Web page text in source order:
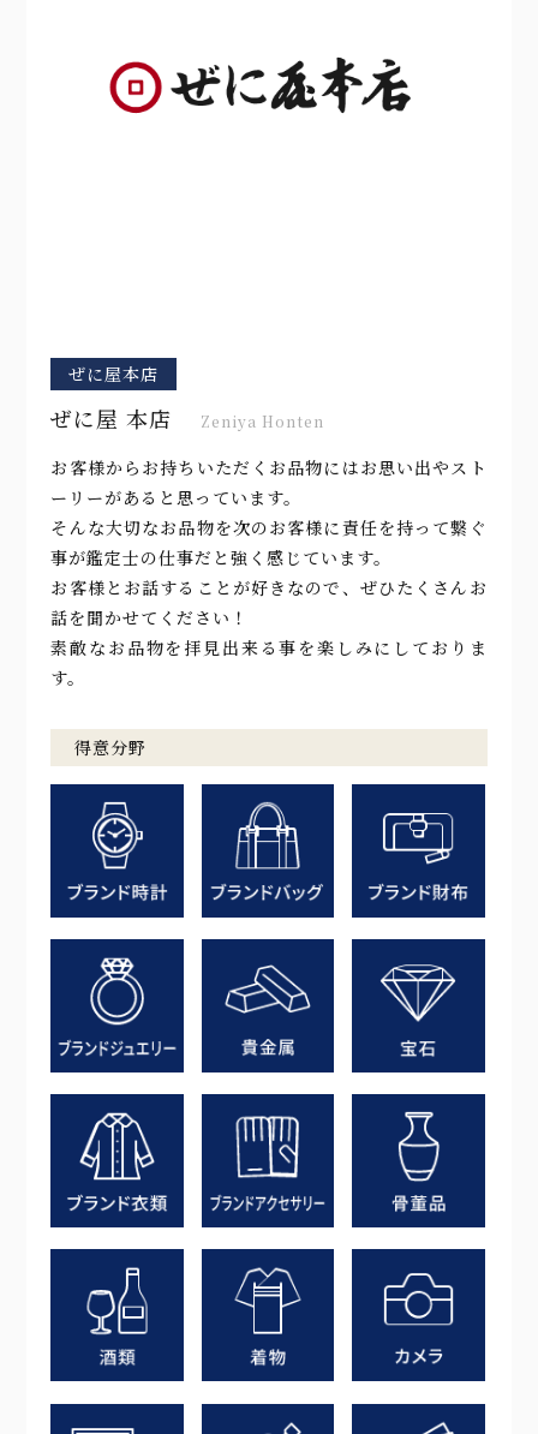
ぜに屋本店
ぜに屋 本店 Zeniya Honten
お客様からお持ちいただくお品物にはお思い出やスト
ーリーがあると思っています。
そんな大切なお品物を次のお客様に責任を持って繋ぐ
事が鑑定士の仕事だと強く感じています。
お客様とお話することが好きなので、ぜひたくさんお
話を聞かせてください！
素敵なお品物を拝見出来る事を楽しみにしておりま
す。
得意分野